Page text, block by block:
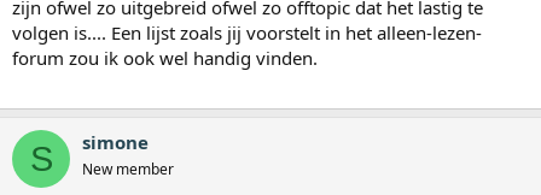
zijn ofwel zo uitgebreid ofwel zo offtopic dat het lastig te
volgen is.... Een lijst zoals jij voorstelt in het alleen-lezen-
forum zou ik ook wel handig vinden.
S simone
New member